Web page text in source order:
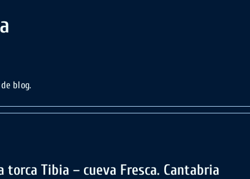
blog.
torca Tibia – cueva Fresca. Cantabria